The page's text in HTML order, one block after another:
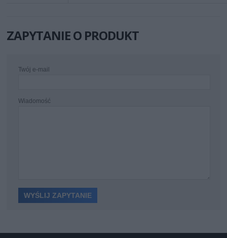
ZAPYTANIE O PRODUKT
Twój e-mail
Wiadomość